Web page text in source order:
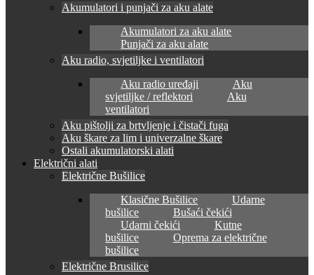
Akumulatori i punjači za aku alate
Akumulatori za aku alate
Punjači za aku alate
Aku radio, svjetiljke i ventilatori
Aku radio uređaji
Aku
svjetiljke / reflektori
Aku
ventilatori
Aku pištolji za brtvljenje i čistači fuga
Aku škare za lim i univerzalne škare
Ostali akumulatorski alati
Električni alati
Električne Bušilice
Klasične Bušilice
Udarne
bušilice
Bušaći čekići
Udarni čekići
Kutne
bušilice
Oprema za električne
bušilice
Električne Brusilice